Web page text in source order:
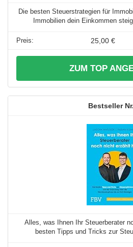
Die besten Steuerstrategien für
Immobilien dein Einkommen
25,00 €
ZUM TOP
Alles, was Ihnen Ihr Steuerberater
besten Tipps und Tricks zur